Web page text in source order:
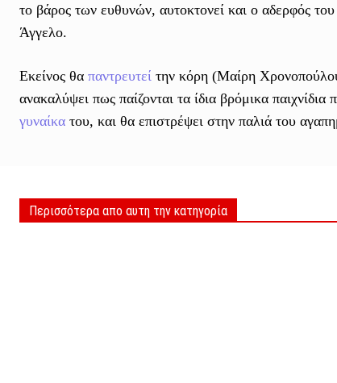
το βάρος των ευθυνών, αυτοκτονεί και ο αδερφός
Άγγελο.
Εκείνος θα παντρευτεί την κόρη (Μαίρη
ανακαλύψει πως παίζονται τα ίδια βρόμικα
γυναίκα του, και θα επιστρέψει στην παλιά του
Περισσότερα απο αυτη την κατηγορία